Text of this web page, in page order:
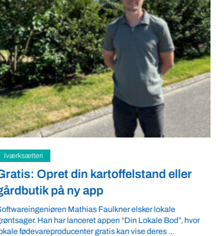
Samfund
Fredspligt giver landmænd strategisk
fordel
Arbejdsgiverforeningen GLS-A tilbyder ordnede forhold, som
giver ro i maven til landmænd – også i usikre tider. VBF byder
velkommen ...